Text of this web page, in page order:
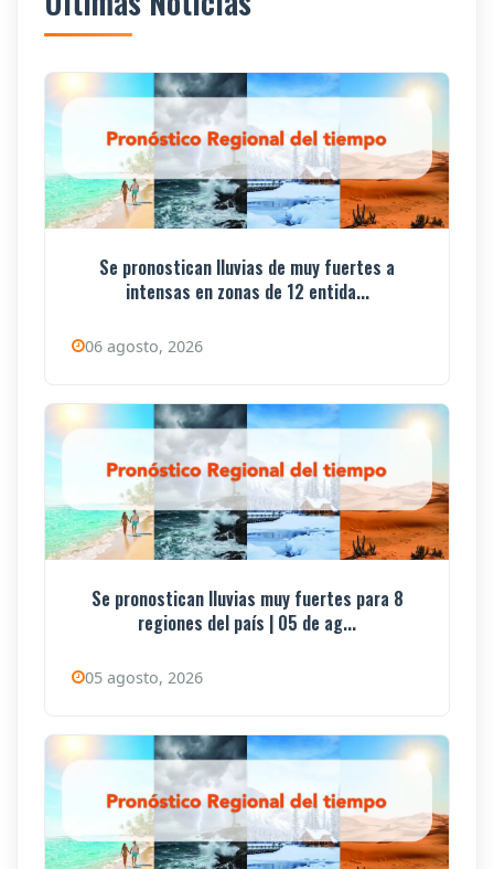
Se pronostican lluvias de muy fuertes a
intensas en zonas de 12 entida...
06 agosto, 2026
Se pronostican lluvias muy fuertes para 8
regiones del país | 05 de ag...
05 agosto, 2026